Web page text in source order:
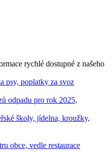
rychlé dostupné z našeho
psy, poplatky za svoz
odpadu pro rok 2025,
školy, jídelna, kroužky,
obce, vedle restaurace